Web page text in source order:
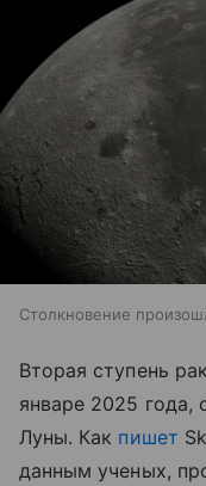
Столкновение
Вторая ступень
январе 2025 года,
Луны. Как пишет
данным ученых,